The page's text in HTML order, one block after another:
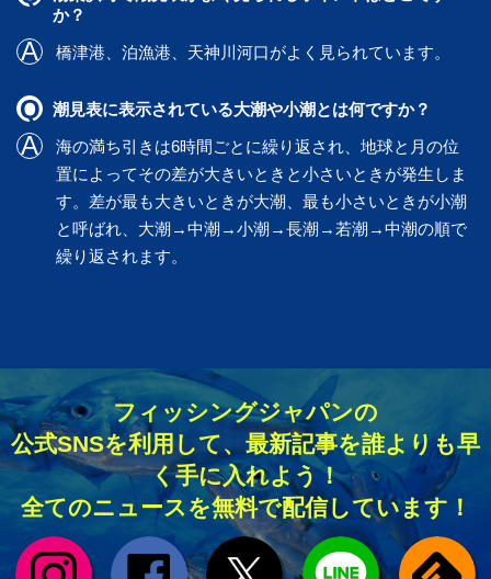
か？
橋津港
泊漁港 天神川河口がよく見られています。
潮見表に表示されている大潮や小潮とは何ですか？
海の満ち引きは6時間ごとに繰り返され、地球と月の位
置によってその差が大きいときと小さいときが発生しま
す。差が最も大きいときが大潮、最も小さいときが小潮
と呼ばれ、大潮→中潮→小潮→長潮→若潮→中潮の順で
繰り返されます。
フィッシングジャパンの
公式SNSを利用して、最新記事を誰よりも早
く手に入れよう！
全てのニュースを無料で配信しています！